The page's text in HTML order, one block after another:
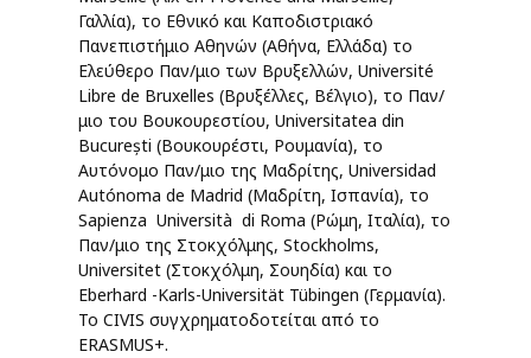
Γαλλία), το Εθνικό και Καποδιστριακό
Πανεπιστήμιο Αθηνών (Αθήνα, Ελλάδα) το
Ελεύθερο Παν/μιο των Βρυξελλών, Université
Libre de Bruxelles (Βρυξέλλες, Βέλγιο), το Παν/
μιο του Βουκουρεστίου, Universitatea din
București (Βουκουρέστι, Ρουμανία), το
Αυτόνομο Παν/μιο της Μαδρίτης, Universidad
Autónoma de Madrid (Μαδρίτη, Ισπανία), το
Sapienza Università di Roma (Ρώμη, Ιταλία), το
Παν/μιο της Στοκχόλμης, Stockholms,
Universitet (Στοκχόλμη, Σουηδία) και το
Eberhard -Karls-Universität Tübingen (Γερμανία).
Το CIVIS συγχρηματοδοτείται από το
ERASMUS+.